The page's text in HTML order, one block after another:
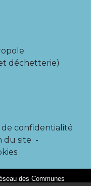
déchetterie)
confidentialité
du site -
des Communes